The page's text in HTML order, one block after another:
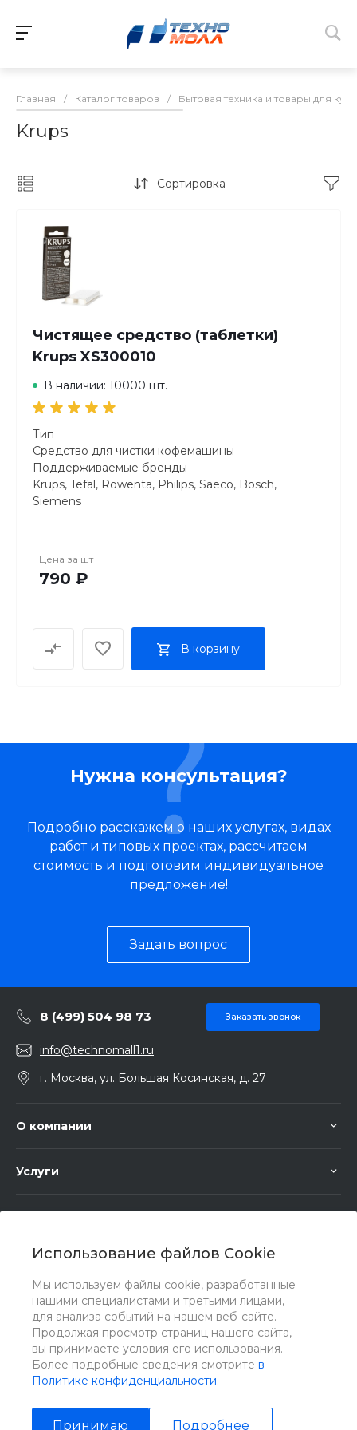
Использование файлов Cookie
Мы используем файлы cookie, разработанные
нашими специалистами и третьими лицами,
для анализа событий на нашем веб-сайте.
Продолжая просмотр страниц нашего сайта,
вы принимаете условия его использования.
Более подробные сведения смотрите в
Политике конфиденциальности.
Принимаю Подробнее
Главная / Каталог товаров / Бытовая техника и товары для
Krups
Сортировка
Чистящее средство (таблетки)
Krups XS300010
В наличии: 10000 шт.
Тип
Средство для чистки кофемашины
Поддерживаемые бренды
Krups, Tefal, Rowenta, Philips, Saeco, Bosch,
Siemens
Срок годности в днях
Цена за шт
790 ₽
В корзину
Нужна консультация?
Подробно расскажем о наших услугах, видах
работ и типовых проектах, рассчитаем
стоимость и подготовим индивидуальное
предложение!
Задать вопрос
8 (499) 504 98 73 Заказать звонок
info@technomall1.ru
г. Москва, ул. Большая Косинская, д. 27
О компании
Услуги
Мы в соц. сетях